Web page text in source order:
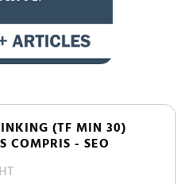
(TF MIN 30)
COMPRIS - SEO
HT